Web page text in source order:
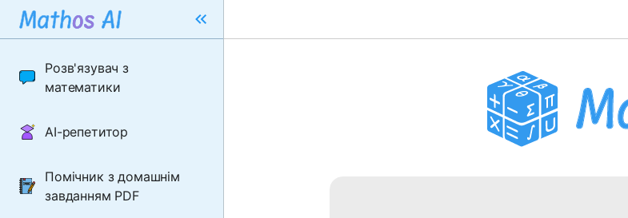
Розв'язувач з
математики
AI-репетитор
Помічник з домашнім
завданням PDF